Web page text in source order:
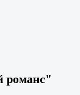
романс"